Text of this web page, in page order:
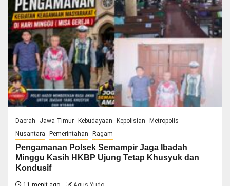
Daerah Jawa Timur Kebudayaan Kepolisian
Metropolis
Nusantara
Pemerintahan Ragam
Pengamanan Polsek Semampir Jaga Ibadah
Minggu Kasih HKBP Ujung Tetap Khusyuk dan
Kondusif